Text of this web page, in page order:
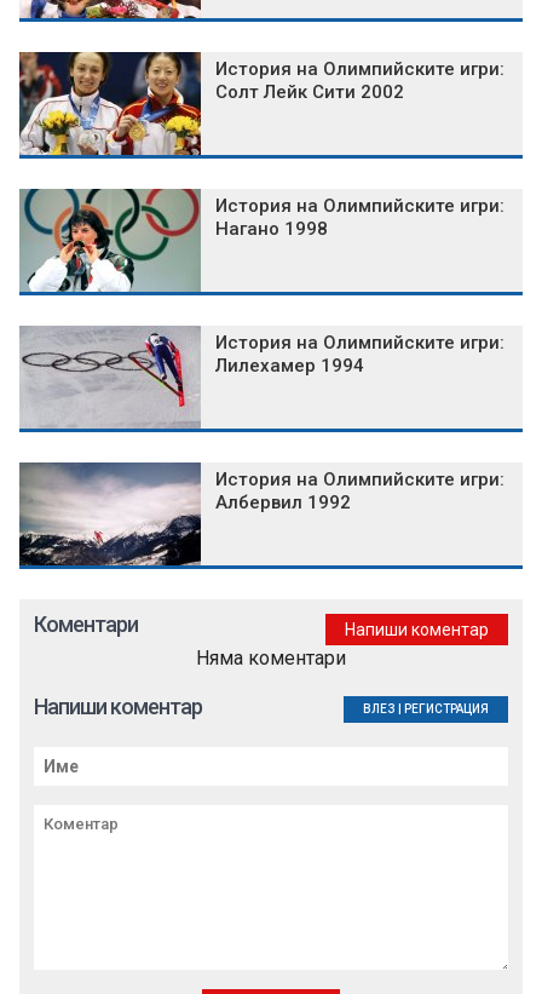
История на Олимпийските игри:
Солт Лейк Сити 2002
История на Олимпийските игри:
Нагано 1998
История на Олимпийските игри:
Лилехамер 1994
История на Олимпийските игри:
Албервил 1992
Коментари Напиши коментар
Няма коментари
Напиши коментар ВЛЕЗ РЕГИСТРАЦИЯ